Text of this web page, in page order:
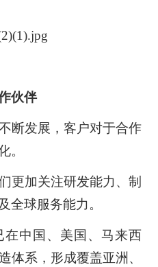
伙伴
发展，客户对于合作
。
加关注研发能力、制
全球服务能力。
中国、美国、马来西
体系，形成覆盖亚洲、